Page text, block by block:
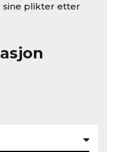
plikter etter